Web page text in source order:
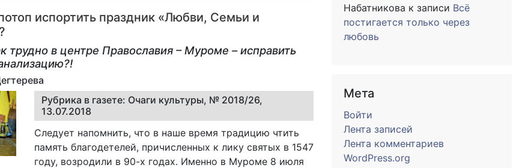
испортить праздник «Любви, Семьи и
трудно в центре Православия – Муроме – исправить
Рубрика в газете: Очаги культуры, № 2018/26,
13.07.2018
Следует напомнить, что в наше время традицию чтить
память благодетелей, причисленных к лику святых в 1547
году, возродили в 90-х годах. Именно в Муроме 8 июля
Набатникова к записи Всё
постигается только через
любовь
Мета
Войти
Лента записей
Лента комментариев
WordPress.org